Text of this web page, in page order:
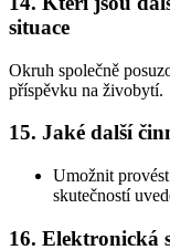
situace
Okruh společně
příspěvku na živobytí.
15. Jaké další
Umožnit
skutečností
16. Elektronická